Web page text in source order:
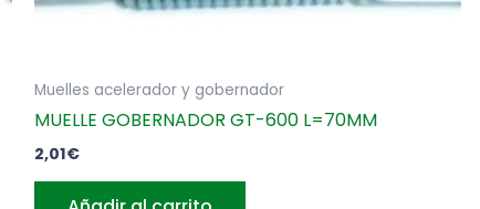
Muelles acelerador y gobernador
MUELLE GOBERNADOR GT-600 L=70MM
2,01€